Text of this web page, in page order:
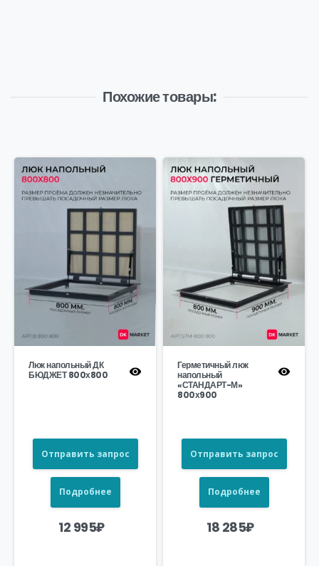
Похожие товары:
Люк напольный ДК
БЮДЖЕТ 800х800
Отправить запрос
Подробнее
12 995₽
Герметичный люк
напольный
«СТАНДАРТ-М»
800х900
Отправить запрос
Подробнее
18 285₽